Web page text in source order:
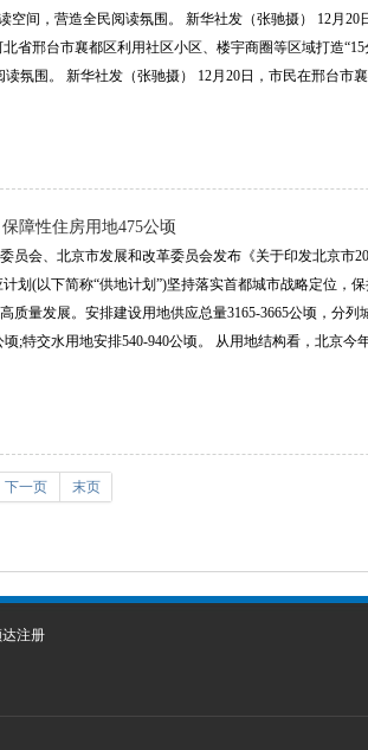
空间，营造全民阅读氛围。 新华社发（张驰摄） 12月20
省邢台市襄都区利用社区小区、楼宇商圈等区域打造“15
氛围。 新华社发（张驰摄） 12月20日，市民在邢台市
障性住房用地475公顷
员会、北京市发展和改革委员会发布《关于印发北京市
划(以下简称“供地计划”)坚持落实首都城市战略定位，
质量发展。安排建设用地供应总量3165-3665公顷，分列
;特交水用地安排540-940公顷。 从用地结构看，北京今
下一页 末页
注册